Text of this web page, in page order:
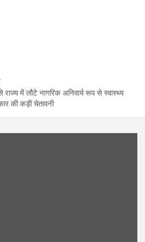
राज्य में लौटे नागरिक अनिवार्य रूप से स्वास्थ्य
की कड़ी चेतावनी